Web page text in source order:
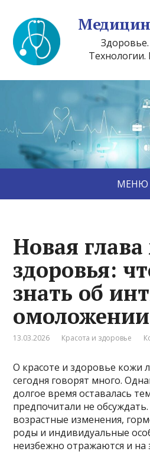
Здоровье.
МЕНЮ
Новая
здоровья:
знать об
омоложении
13.03.2026 Красота и здоровье
О красоте и здоровье кожи
сегодня говорят много.
долгое время оставалась
предпочитали не
возрастные изменения,
роды и индивидуальные
неизбежно отражаются и на